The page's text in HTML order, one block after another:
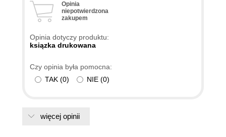
Opinia
niepotwierdzona
zakupem
Opinia dotyczy produktu:
ksiązka drukowana
Czy opinia była pomocna:
TAK (0) NIE (0)
więcej opinii